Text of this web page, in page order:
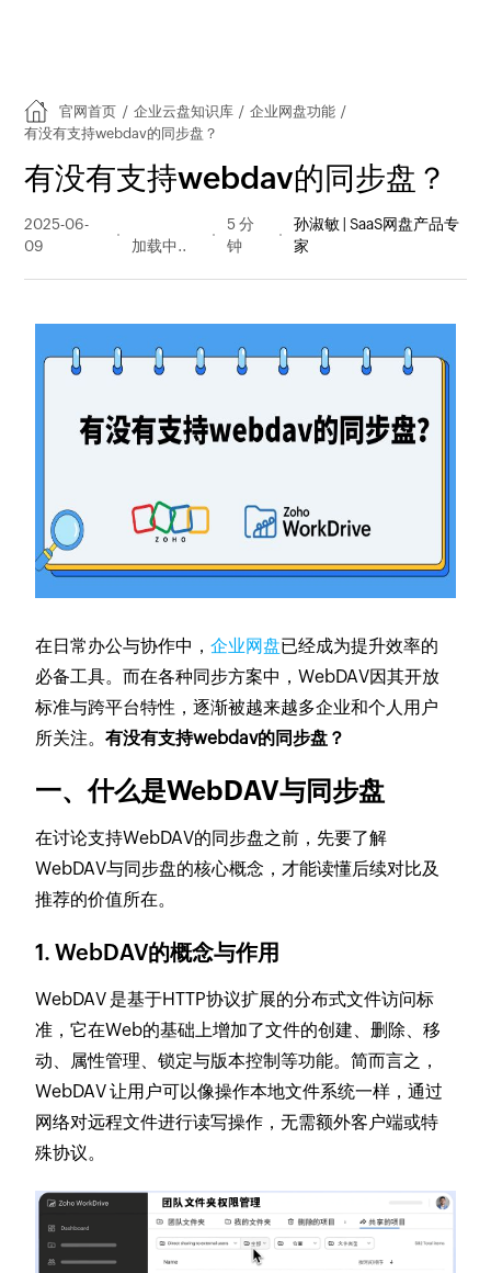
官网首页 / 企业云盘知识库 / 企业网盘功能 /
有没有支持webdav的同步盘？
有没有支持webdav的同步盘？
2025-06-
09
量
5 分
钟
孙淑敏 | SaaS网盘产品专
家
在日常办公与协作中，企业网盘已经成为提升效率的
必备工具。而在各种同步方案中，WebDAV因其开放
标准与跨平台特性，逐渐被越来越多企业和个人用户
所关注。有没有支持webdav的同步盘？
一、什么是WebDAV与同步盘
在讨论支持WebDAV的同步盘之前，先要了解
WebDAV与同步盘的核心概念，才能读懂后续对比及
推荐的价值所在。
1. WebDAV的概念与作用
WebDAV 是基于HTTP协议扩展的分布式文件访问标
准，它在Web的基础上增加了文件的创建、删除、移
动、属性管理、锁定与版本控制等功能。简而言之，
WebDAV 让用户可以像操作本地文件系统一样，通过
网络对远程文件进行读写操作，无需额外客户端或特
殊协议。